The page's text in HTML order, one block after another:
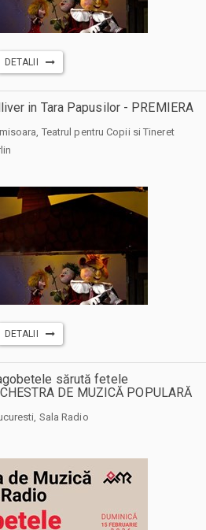
DETALII
in Tara Papusilor - PREMIERA
Teatrul pentru Copii si Tineret
DETALII
sărută fetele
DE MUZICĂ POPULARĂ
Sala Radio